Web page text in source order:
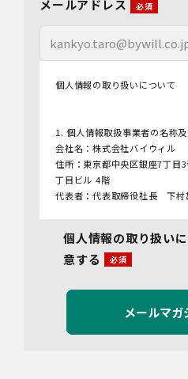
メールアドレス
個人情報の取り扱いについて
1. 個人情報取扱事業者の名称
会社名：株式会社バイウィル
住所：東京都中央区銀座7丁目
丁目ビル 4階
代表者：代表取締役社長 下村
管理者名：管理部長
連絡先：info@bywill.co.jp
3.利用目的
当社で取り扱う個人情報（個
り定義された「個人情報」を
の利用目的は以下のとおりで
個人情報の取り扱い
意する